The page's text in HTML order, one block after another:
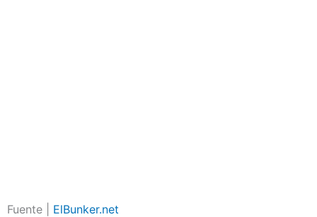
Fuente | ElBunker.net